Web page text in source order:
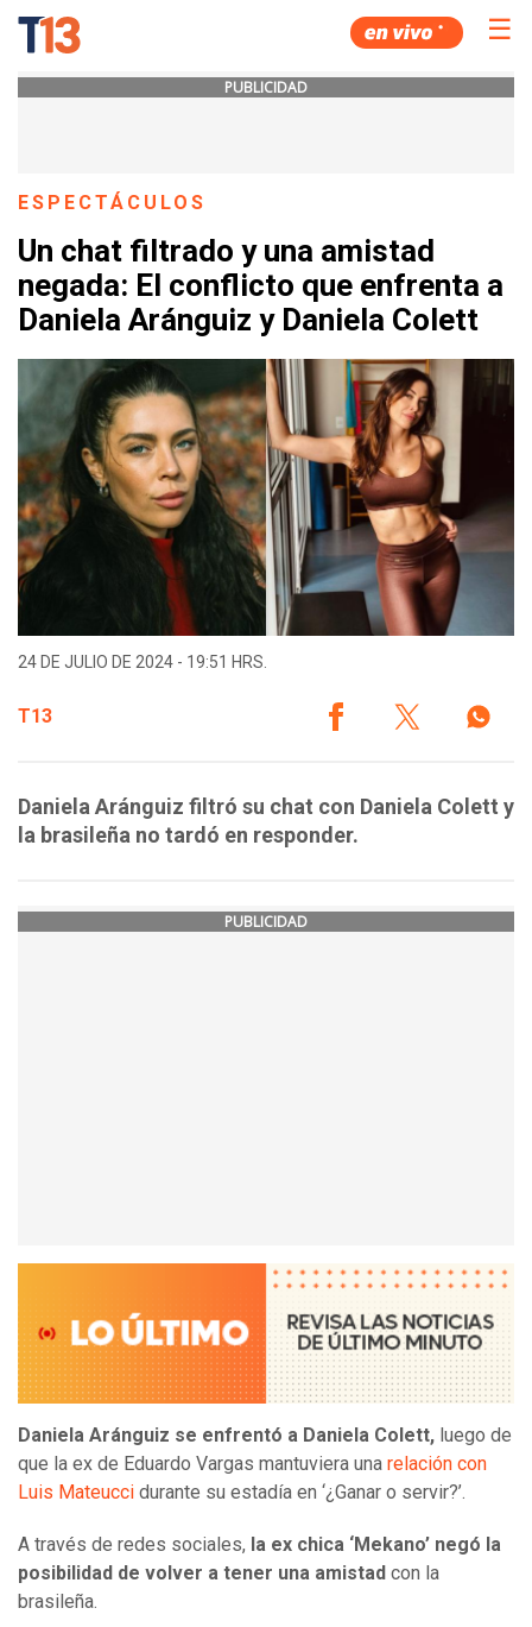
☰
PUBLICIDAD
ESPECTÁCULOS
Un chat filtrado y una amistad
negada: El conflicto que enfrenta a
Daniela Aránguiz y Daniela Colett
24 DE JULIO DE 2024 - 19:51 HRS.
T13
Daniela Aránguiz filtró su chat con Daniela Colett y
la brasileña no tardó en responder.
PUBLICIDAD
Daniela Aránguiz se enfrentó a Daniela Colett, luego de
que la ex de Eduardo Vargas mantuviera una relación con
Luis Mateucci durante su estadía en ‘¿Ganar o servir?’.
A través de redes sociales, la ex chica ‘Mekano’ negó la
posibilidad de volver a tener una amistad con la
brasileña.